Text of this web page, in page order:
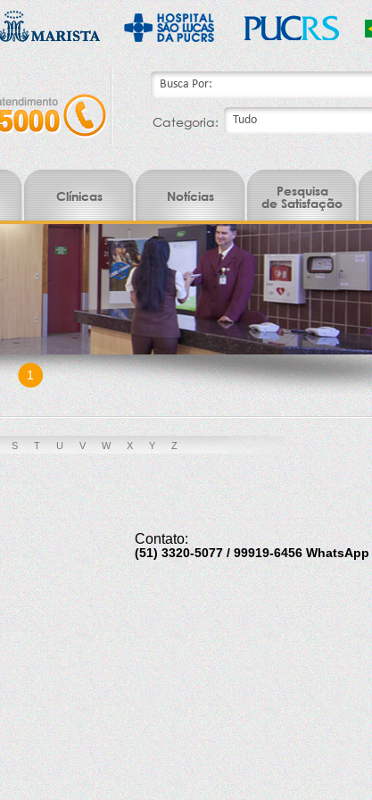
Categoria:
Clínicas Notícias
Pesquisa
de Satisfação
1
S T U V W X Y Z
Contato:
(51) 3320-5077 / 99919-6456 WhatsApp